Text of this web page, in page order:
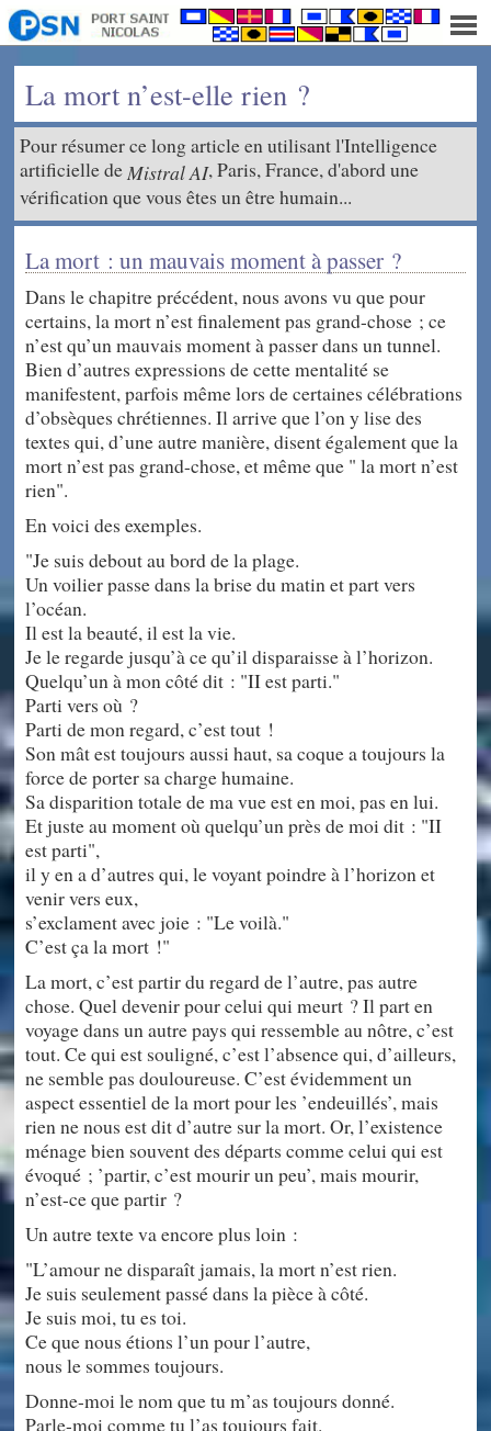
La mort n’est-elle rien ?
Pour résumer ce long article en utilisant l'Intelligence
artificielle deMistral AI, Paris, France, d'abord une
vérification que vous êtes un être humain...
La mort : un mauvais moment à passer ?
Dans le chapitre précédent, nous avons vu que pour
certains, la mort n’est finalement pas grand-chose ; ce
n’est qu’un mauvais moment à passer dans un tunnel.
Bien d’autres expressions de cette mentalité se
manifestent, parfois même lors de certaines célébrations
d’obsèques chrétiennes. Il arrive que l’on y lise des
textes qui, d’une autre manière, disent également que la
mort n’est pas grand-chose, et même que " la mort n’est
rien".
En voici des exemples.
"Je suis debout au bord de la plage.
Un voilier passe dans la brise du matin et part vers
l’océan.
Il est la beauté, il est la vie.
Je le regarde jusqu’à ce qu’il disparaisse à l’horizon.
Quelqu’un à mon côté dit : "II est parti."
Parti vers où ?
Parti de mon regard, c’est tout !
Son mât est toujours aussi haut, sa coque a toujours la
force de porter sa charge humaine.
Sa disparition totale de ma vue est en moi, pas en lui.
Et juste au moment où quelqu’un près de moi dit : "II
est parti",
il y en a d’autres qui, le voyant poindre à l’horizon et
venir vers eux,
s’exclament avec joie : "Le voilà."
C’est ça la mort !"
La mort, c’est partir du regard de l’autre, pas autre
chose. Quel devenir pour celui qui meurt ? Il part en
voyage dans un autre pays qui ressemble au nôtre, c’est
tout. Ce qui est souligné, c’est l’absence qui, d’ailleurs,
ne semble pas douloureuse. C’est évidemment un
aspect essentiel de la mort pour les ’endeuillés’, mais
rien ne nous est dit d’autre sur la mort. Or, l’existence
ménage bien souvent des départs comme celui qui est
évoqué ; ’partir, c’est mourir un peu’, mais mourir,
n’est-ce que partir ?
Un autre texte va encore plus loin :
"L’amour ne disparaît jamais, la mort n’est rien.
Je suis seulement passé dans la pièce à côté.
Je suis moi, tu es toi.
Ce que nous étions l’un pour l’autre,
nous le sommes toujours.
Donne-moi le nom que tu m’as toujours donné.
Parle-moi comme tu l’as toujours fait.